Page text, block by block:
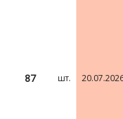
87 шт.